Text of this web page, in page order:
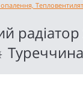
опалення,
Туреччина